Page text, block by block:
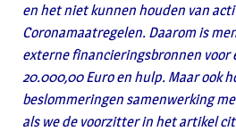
en het niet kunnen houden van
Coronamaatregelen. Daarom is
externefinancieringsbronnen voor
20.000,00 Euro en hulp. Maar ook
beslommeringen samenwerking
als wede voorzitter in het artikel